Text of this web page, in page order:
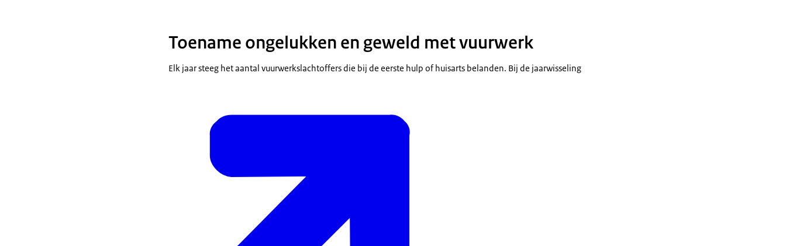
Toename ongelukken en geweld met vuurwerk
Elk jaar steeg het aantal vuurwerkslachtoffers die bij de eerste hulp of huisarts belanden. Bij de jaarwisseling